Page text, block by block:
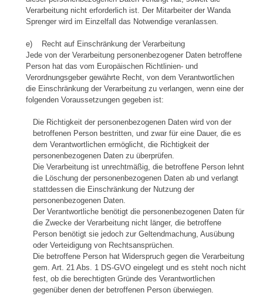
Verarbeitung nicht erforderlich ist. Der Mitarbeiter der Wanda
Sprenger wird im Einzelfall das Notwendige veranlassen.
e) Recht auf Einschränkung der Verarbeitung
Jede von der Verarbeitung personenbezogener Daten betroffene
Person hat das vom Europäischen Richtlinien- und
Verordnungsgeber gewährte Recht, von dem Verantwortlichen
die Einschränkung der Verarbeitung zu verlangen, wenn eine der
folgenden Voraussetzungen gegeben ist:
Die Richtigkeit der personenbezogenen Daten wird von der
betroffenen Person bestritten, und zwar für eine Dauer, die es
dem Verantwortlichen ermöglicht, die Richtigkeit der
personenbezogenen Daten zu überprüfen.
Die Verarbeitung ist unrechtmäßig, die betroffene Person lehnt
die Löschung der personenbezogenen Daten ab und verlangt
stattdessen die Einschränkung der Nutzung der
personenbezogenen Daten.
Der Verantwortliche benötigt die personenbezogenen Daten für
die Zwecke der Verarbeitung nicht länger, die betroffene
Person benötigt sie jedoch zur Geltendmachung, Ausübung
oder Verteidigung von Rechtsansprüchen.
Die betroffene Person hat Widerspruch gegen die Verarbeitung
gem. Art. 21 Abs. 1 DS-GVO eingelegt und es steht noch nicht
fest, ob die berechtigten Gründe des Verantwortlichen
gegenüber denen der betroffenen Person überwiegen.